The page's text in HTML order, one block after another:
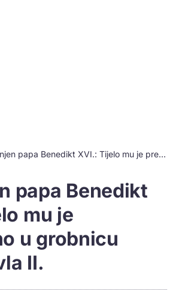
Sahranjen papa Benedikt XVI.: Tijelo mu je preneseno u grobnicu Ivana Pavla II.
papa Benedikt
mu je
u grobnicu
II.